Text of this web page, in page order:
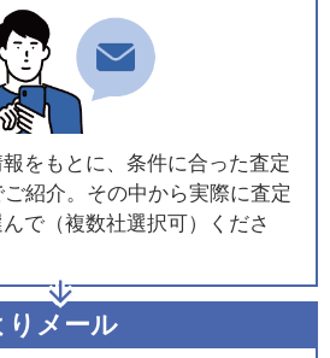
をもとに、条件に合った査定
紹介。その中から実際に査定
で（複数社選択可）くださ
メール